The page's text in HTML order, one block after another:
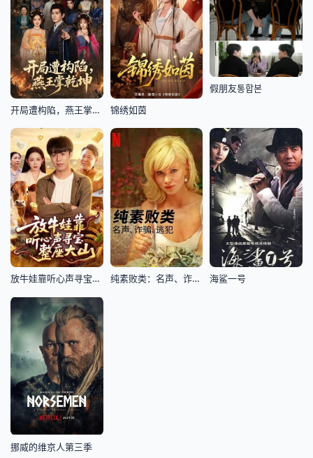
开局遭构陷，燕王掌乾坤 锦绣如茵
假朋友통합본
放牛娃靠听心声寻宝整座大山 纯素败类：名声、诈骗、逃犯 海鲨一号
挪威的维京人第三季